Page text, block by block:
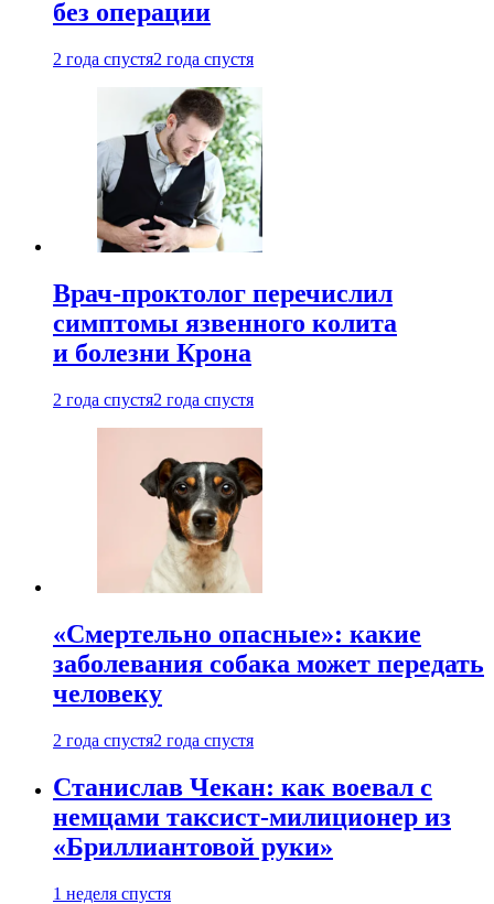
без операции
2 года спустя2 года спустя
Врач-проктолог перечислил
симптомы язвенного колита
и болезни Крона
2 года спустя2 года спустя
«Смертельно опасные»: какие
заболевания собака может передать
человеку
2 года спустя2 года спустя
Станислав Чекан: как воевал с
немцами таксист-милиционер из
«Бриллиантовой руки»
1 неделя спустя